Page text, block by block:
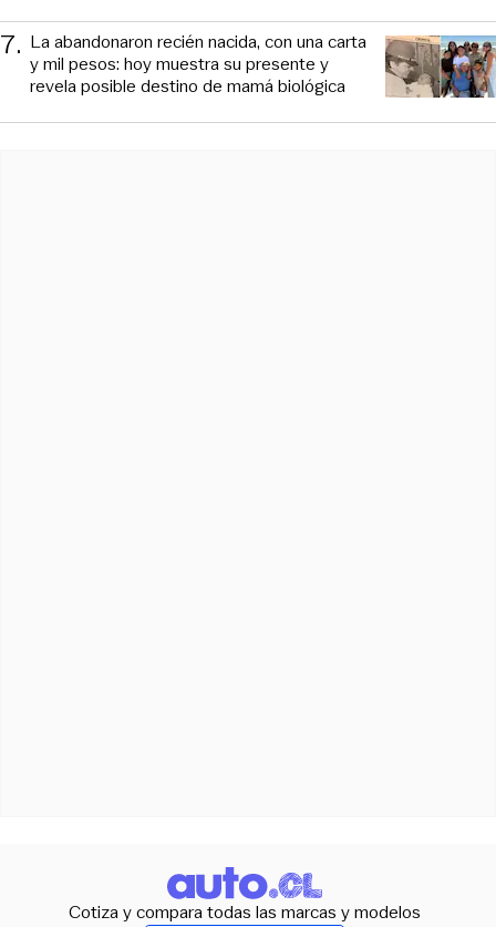
7. La abandonaron recién nacida, con una carta
y mil pesos: hoy muestra su presente y
revela posible destino de mamá biológica
Cotiza y compara todas las marcas y modelos